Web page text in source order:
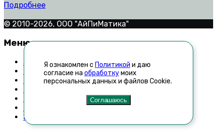
Подробнее
© 2010-2026, ООО "АйПиМатика"
Меню
Контакты
Техническая поддержка
Как стать дилером
Технологические партнеры
Запросить прайс-лист
Я ознакомлен с Политикой и даю
согласие на обработкумоих
персональных данных и файлов Cookie.
Соглашаюсь